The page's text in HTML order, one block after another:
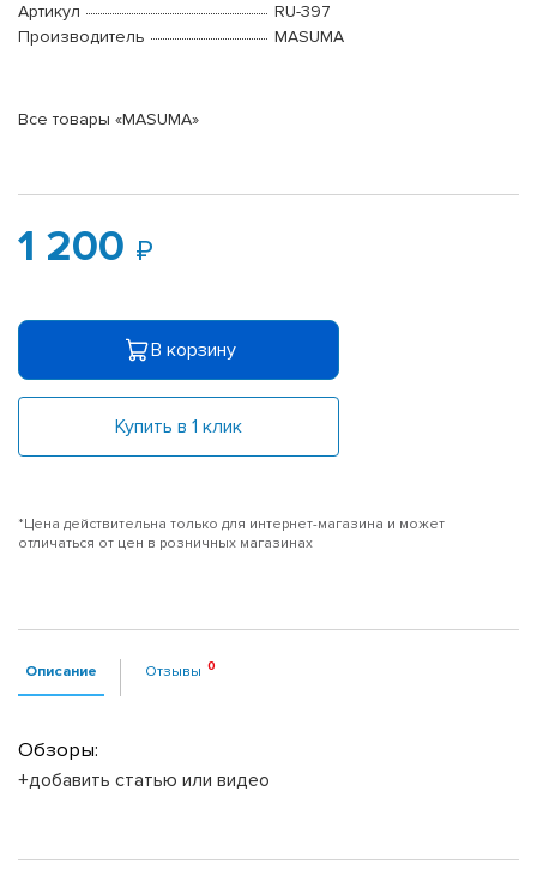
Артикул
RU-397
Производитель
MASUMA
Все товары «MASUMA»
1 200
В корзину
Купить в 1 клик
*Цена действительна только для интернет-магазина и может
отличаться от цен в розничных магазинах
Описание Отзывы
Обзоры:
+добавить статью или видео